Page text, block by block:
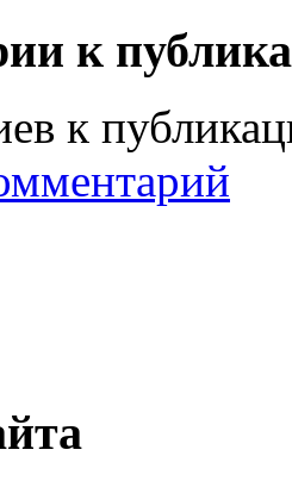
к
к